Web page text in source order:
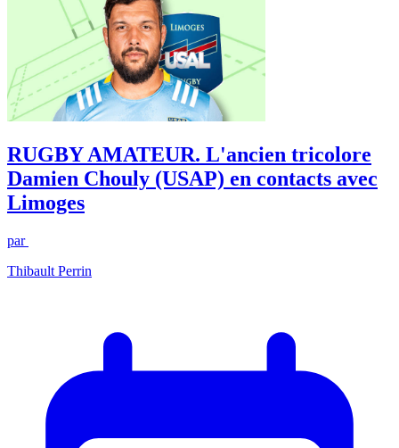
RUGBY AMATEUR. L'ancien tricolore
Damien Chouly (USAP) en contacts avec
Limoges
par
Thibault Perrin